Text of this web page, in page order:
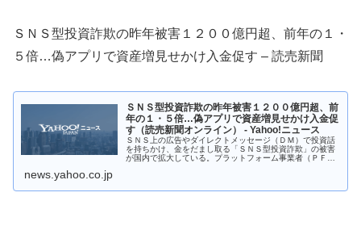
ＳＮＳ型投資詐欺の昨年被害１２００億円超、前年の１・
５倍…偽アプリで資産増見せかけ入金促す – 読売新聞
ＳＮＳ型投資詐欺の昨年被害１２００億円超、前
年の１・５倍…偽アプリで資産増見せかけ入金促
す（読売新聞オンライン） - Yahoo!ニュース
ＳＮＳ上の広告やダイレクトメッセージ（ＤＭ）で投資話
を持ちかけ、金をだまし取る「ＳＮＳ型投資詐欺」の被害
が国内で拡大している。プラットフォーム事業者（ＰＦ）
news.yahoo.co.jp